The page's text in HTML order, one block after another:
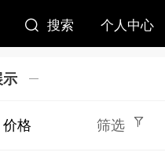
搜索 个人中心
示
价格 筛选